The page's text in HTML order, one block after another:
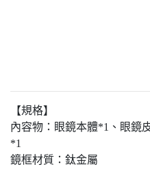
【規格】
內容物：眼鏡本體*1、眼鏡
*1
鏡框材質：鈦金屬